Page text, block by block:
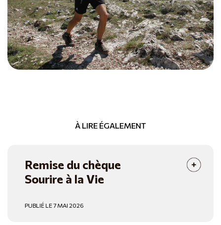
À LIRE ÉGALEMENT
Remise du chèque
Sourire à la Vie
PUBLIÉ LE 7 MAI 2026